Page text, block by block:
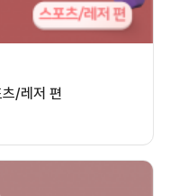
/레저 편